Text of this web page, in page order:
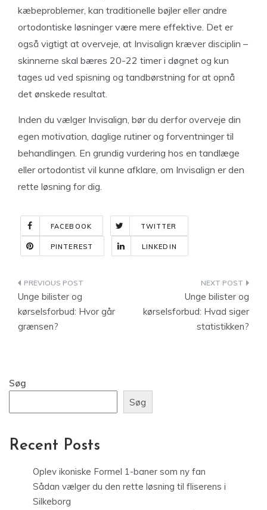
kæbeproblemer, kan traditionelle bøjler eller andre
ortodontiske løsninger være mere effektive. Det er
også vigtigt at overveje, at Invisalign kræver disciplin –
skinnerne skal bæres 20-22 timer i døgnet og kun
tages ud ved spisning og tandbørstning for at opnå
det ønskede resultat.
Inden du vælger Invisalign, bør du derfor overveje din
egen motivation, daglige rutiner og forventninger til
behandlingen. En grundig vurdering hos en tandlæge
eller ortodontist vil kunne afklare, om Invisalign er den
rette løsning for dig.
FACEBOOK TWITTER
PINTEREST LINKEDIN
Indlægsnavigation
Unge bilister og
kørselsforbud: Hvor går
grænsen?
Unge bilister og
kørselsforbud: Hvad siger
statistikken?
Søg
Søg
Recent Posts
Oplev ikoniske Formel 1-baner som ny fan
Sådan vælger du den rette løsning til fliserens i
Silkeborg